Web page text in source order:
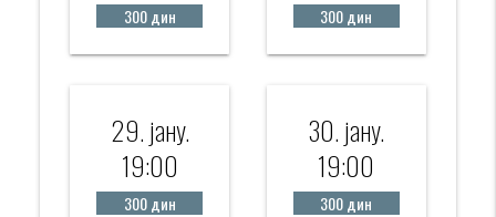
300 дин 300 дин
29. јанy.
19:00
300 дин
30. јанy.
19:00
300 дин